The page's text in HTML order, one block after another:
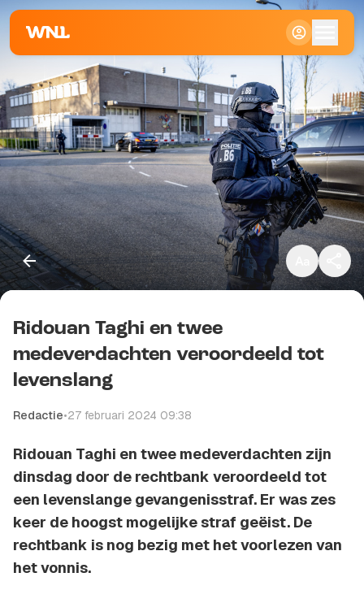
Klein
Standaard
Groot
Ridouan Taghi en twee
medeverdachten veroordeeld tot
levenslang
Redactie•27 februari 2024 09:38
Ridouan Taghi en twee medeverdachten zijn
dinsdag door de rechtbank veroordeeld tot
een levenslange gevangenisstraf. Er was zes
keer de hoogst mogelijke straf geëist. De
rechtbank is nog bezig met het voorlezen van
het vonnis.